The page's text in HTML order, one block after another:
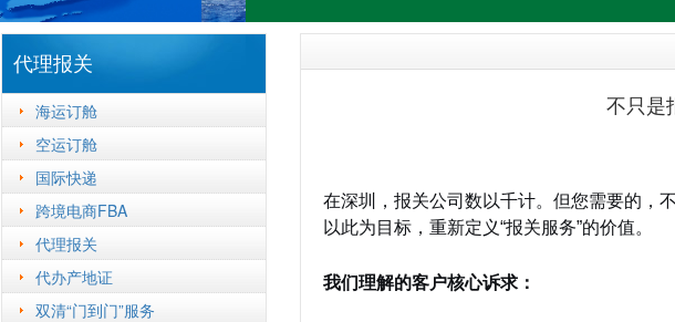
代理报关
海运订舱
空运订舱
国际快递
跨境电商FBA
代理报关
代办产地证
双清“门到门”服务
不只是
在深圳，报关公司数以千计。但您需要的，
以此为目标，重新定义“报关服务”的价值。
我们理解的客户核心诉求：